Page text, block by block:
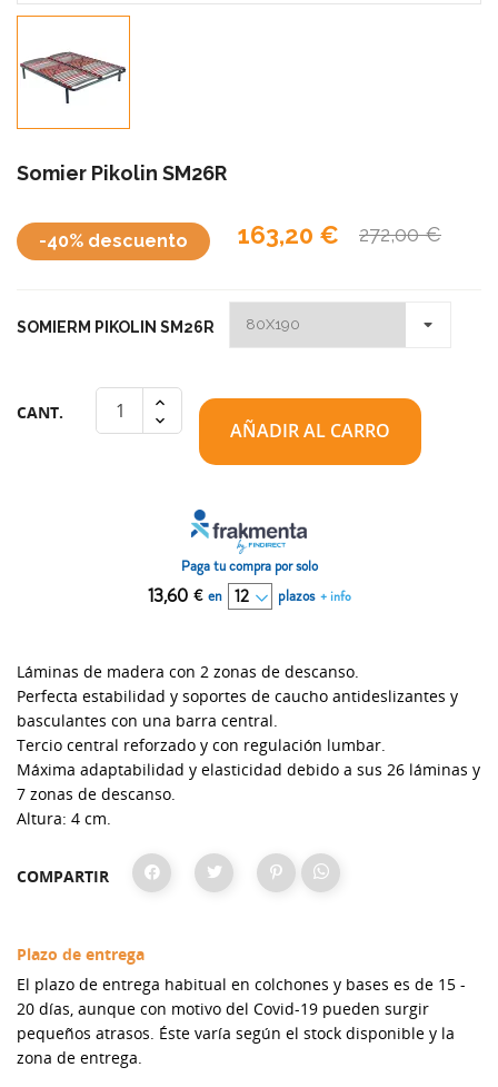
Somier Pikolin SM26R
163,20 € 272,00 €
-40% descuento
Láminas de madera con 2 zonas de descanso.
Perfecta estabilidad y soportes de caucho antideslizantes y
basculantes con una barra central.
Tercio central reforzado y con regulación lumbar.
Máxima adaptabilidad y elasticidad debido a sus 26 láminas y
7 zonas de descanso.
Altura: 4 cm.
SOMIERM PIKOLIN SM26R
CANT.
AÑADIR AL CARRO
Paga tu compra por solo
13,60 € en plazos + info
COMPARTIR
Plazo de entrega
El plazo de entrega habitual en colchones y bases es de 15 -
20 días, aunque con motivo del Covid-19 pueden surgir
pequeños atrasos. Éste varía según el stock disponible y la
zona de entrega.